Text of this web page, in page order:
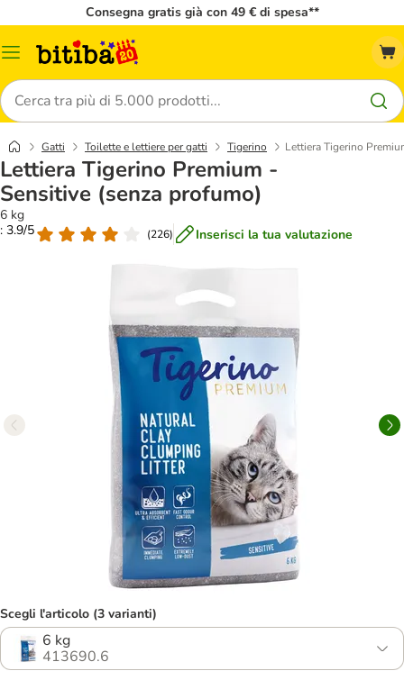
Consegna gratis già con 49 € di spesa**
Overview
Cerca
Gatti Toilette e lettiere per gatti Tigerino Lettiera Tigerino
Lettiera Tigerino Premium -
Sensitive (senza profumo)
6 kg
: 3.9/5
(226) Inserisci la tua valutazione
Scegli l'articolo (3 varianti)
6 kg
413690.6